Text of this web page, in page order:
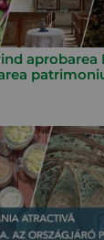
aprobarea